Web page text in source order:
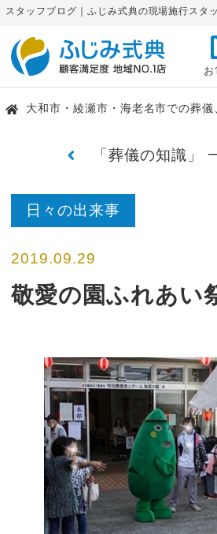
スタッフブログ｜ふじみ式典の現場施行スタ
お
大和市・綾瀬市・海老名市での葬
「葬儀の知識」
日々の出来事
2019.09.29
敬愛の園ふれあい